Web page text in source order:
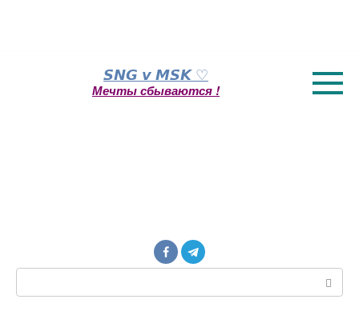
𝙎𝙉𝙂 𝙫 𝙈𝙎𝙆 ♡
Мечты сбываются !
Поиск: